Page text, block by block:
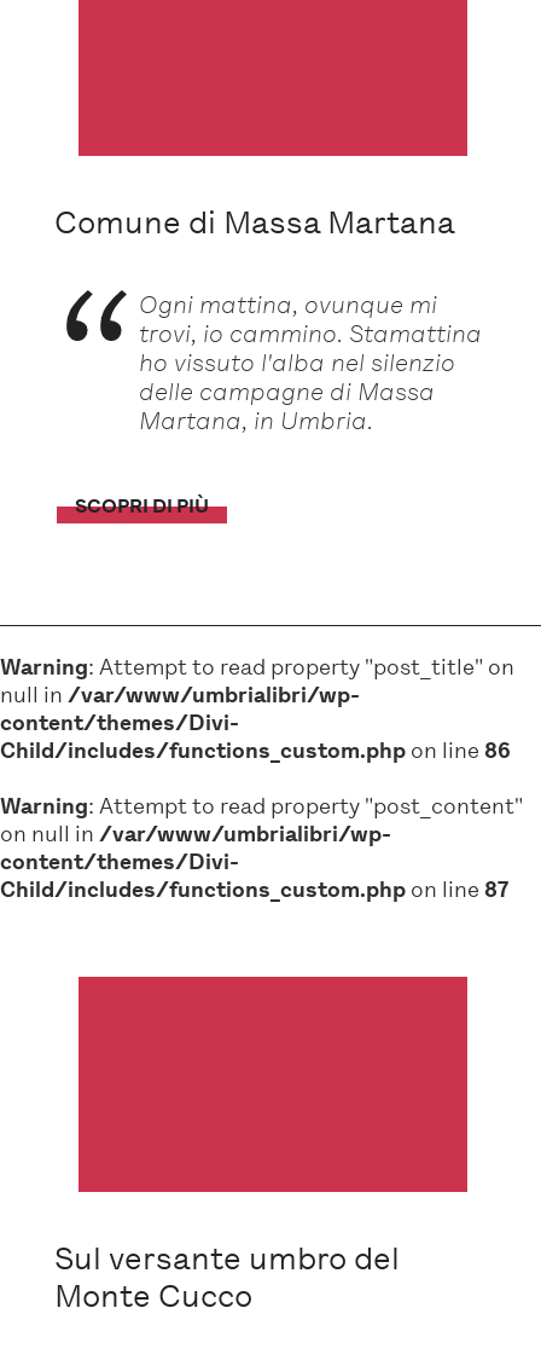
Comune di Massa Martana
Ogni mattina, ovunque mi
trovi, io cammino. Stamattina
ho vissuto l'alba nel silenzio
delle campagne di Massa
Martana, in Umbria.
SCOPRI DI PIÙ
Warning: Attempt to read property "post_title" on
null in /var/www/umbrialibri/wp-
content/themes/Divi-
Child/includes/functions_custom.php on line 86
Warning: Attempt to read property "post_content"
on null in /var/www/umbrialibri/wp-
content/themes/Divi-
Child/includes/functions_custom.php on line 87
Sul versante umbro del
Monte Cucco